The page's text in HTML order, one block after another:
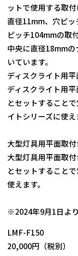
ットで使用する取付
直径11mm、穴ピ
ピッチ104mmの取
中央に直径18mm
いています。
ディスクライト用
ディスクライト用
とセットすること
イトシリーズに使え
大型灯具用平面取
大型灯具用平面取
とセットすること
使えます。
※2024年9月1日よ
LMF-F150
20,000円（税別）